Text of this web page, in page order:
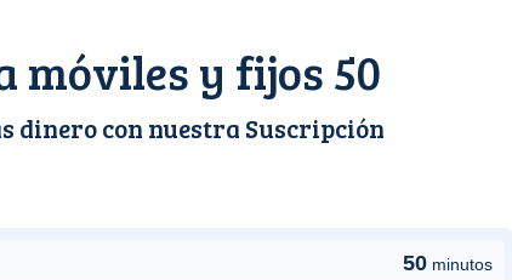
móviles y fijos 50
dinero con nuestra Suscripción
50 minutos